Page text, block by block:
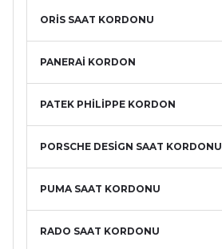
ORİS SAAT KORDONU
PANERAİ KORDON
PATEK PHİLİPPE KORDON
PORSCHE DESİGN SAAT KORDONU
PUMA SAAT KORDONU
RADO SAAT KORDONU